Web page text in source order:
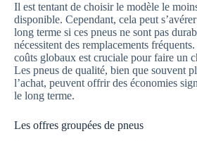
Il est tentant de choisir le modèle le
disponible. Cependant, cela peut
long terme si ces pneus ne sont pas
nécessitent des remplacements
coûts globaux est cruciale pour faire un
Les pneus de qualité, bien que souvent
l’achat, peuvent offrir des économies
le long terme.
Les offres groupées de pneus